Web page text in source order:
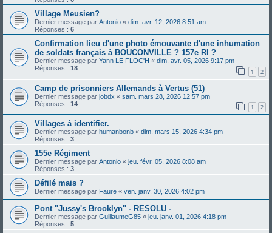
Village Meusien?
Dernier message par Antonio « dim. avr. 12, 2026 8:51 am
Réponses : 6
Confirmation lieu d'une photo émouvante d'une inhumation
de soldats français à BOUCONVILLE ? 157e RI ?
Dernier message par Yann LE FLOC'H « dim. avr. 05, 2026 9:17 pm
Réponses : 18 1 2
Camp de prisonniers Allemands à Vertus (51)
Dernier message par jobdx « sam. mars 28, 2026 12:57 pm
Réponses : 14 1 2
Villages à identifier.
Dernier message par humanbonb « dim. mars 15, 2026 4:34 pm
Réponses : 3
155e Régiment
Dernier message par Antonio « jeu. févr. 05, 2026 8:08 am
Réponses : 3
Défilé mais ?
Dernier message par Faure « ven. janv. 30, 2026 4:02 pm
Pont "Jussy's Brooklyn" - RESOLU -
Dernier message par GuillaumeG85 « jeu. janv. 01, 2026 4:18 pm
Réponses : 5